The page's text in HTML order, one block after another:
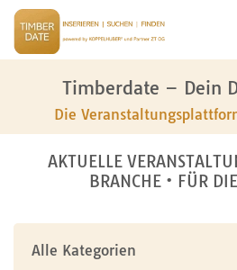
Timberdate – Dein
Die
AKTUELLE
BRANCHE • FÜR
Alle Kategorien